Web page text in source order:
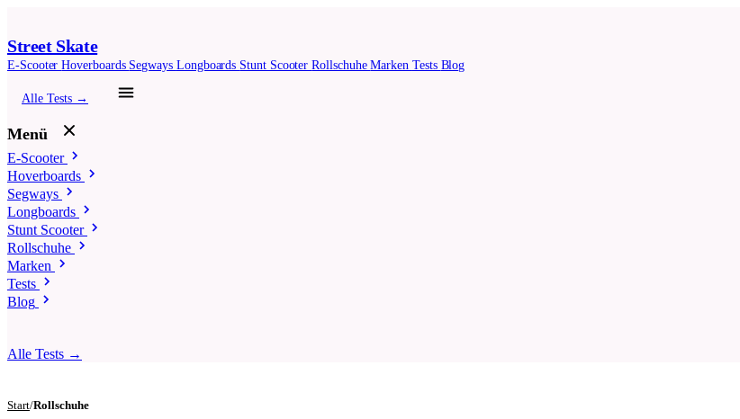
Street Skate
E-ScooterHoverboards Segways Longboards Stunt ScooterRollschuheMarken Tests Blog
Alle Tests →
Menü
E-Scooter
Hoverboards
Segways
Longboards
Stunt Scooter
Rollschuhe
Marken
Tests
Blog
Alle Tests →
Start/Rollschuhe